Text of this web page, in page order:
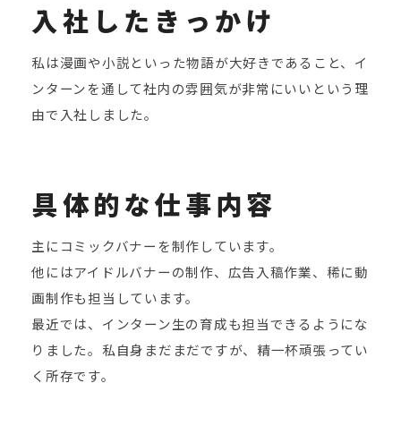
入社したきっかけ
私は漫画や小説といった物語が大好きであること、イ
ンターンを通して社内の雰囲気が非常にいいという理
由で入社しました。
具体的な仕事内容
主にコミックバナーを制作しています。
他にはアイドルバナーの制作、広告入稿作業、稀に動
画制作も担当しています。
最近では、インターン生の育成も担当できるようにな
りました。私自身まだまだですが、精一杯頑張ってい
く所存です。